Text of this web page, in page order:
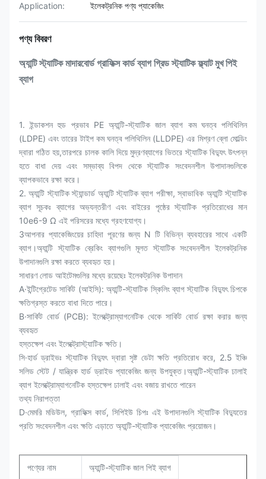
Application:
ইলেকট্রনিক পণ্য প্যাকেজিং
পণ্য বিবরণ
অ্যান্টি স্ট্যাটিক মাদারবোর্ড গ্রাফিক্স কার্ড ব্যাগ গ্রিড স্ট্যাটিক ফ্ল্যাট মুখ পিই
ব্যাগ
1. ইন্ডাকশন হুড প্রভাব PE অ্যান্টি-স্ট্যাটিক জাল ব্যাগ কম ঘনত্ব পলিথিলিন
(LDPE) এবং তারের টাইপ কম ঘনত্ব পলিথিলিন (LLDPE) এর মিশ্রণ ব্লো মোল্ডিং
দ্বারা গঠিত হয়,তারপরে চালক কালি দিয়ে মুদ্রণব্যাগের ভিতরে স্ট্যাটিক বিদ্যুৎ উৎপন্ন
হতে বাধা দেয় এবং সম্ভাব্য বিপদ থেকে স্ট্যাটিক সংবেদনশীল উপাদানগুলিকে
ব্যাপকভাবে রক্ষা করে।
2. অ্যান্টি স্ট্যাটিক স্ট্যান্ডার্ড অ্যান্টি স্ট্যাটিক ব্যাগ পরীক্ষা, স্বাভাবিক অ্যান্টি স্ট্যাটিক
ব্যাগ সূচকঃ ব্যাগের অভ্যন্তরীণ এবং বাইরের পৃষ্ঠের স্ট্যাটিক প্রতিরোধের মান
10e6-9 Ω এই পরিসরের মধ্যে গ্রহণযোগ্য।
3আপনার প্যাকেজিংয়ের চাহিদা পূরণের জন্য N টি বিভিন্ন ব্যবহারের সাথে একটি
ব্যাগ।অ্যান্টি স্ট্যাটিক ব্রেকিং ব্যাগগুলি মূলত স্ট্যাটিক সংবেদনশীল ইলেকট্রনিক
উপাদানগুলি রক্ষা করতে ব্যবহৃত হয়।
সাধারণ লোড আইটেমগুলির মধ্যে রয়েছেঃ ইলেকট্রনিক উপাদান
A·ইন্টিগ্রেটেড সার্কিট (আইসি): অ্যান্টি-স্ট্যাটিক স্কিলিং ব্যাগ স্ট্যাটিক বিদ্যুৎ চিপকে
ক্ষতিগ্রস্ত করতে বাধা দিতে পারে।
B·সার্কিট বোর্ড (PCB): ইলেক্ট্রোম্যাগনেটিক থেকে সার্কিট বোর্ড রক্ষা করার জন্য
ব্যবহৃত
হস্তক্ষেপ এবং ইলেক্ট্রোস্ট্যাটিক ক্ষতি।
সি·হার্ড ড্রাইভঃ স্ট্যাটিক বিদ্যুৎ দ্বারা সৃষ্ট ডেটা ক্ষতি প্রতিরোধ করে, 2.5 ইঞ্চি
সলিড স্টেট / যান্ত্রিক হার্ড ড্রাইভ প্যাকেজিং জন্য উপযুক্ত।অ্যান্টি-স্ট্যাটিক ঢালাই
ব্যাগ ইলেক্ট্রোম্যাগনেটিক হস্তক্ষেপ ঢালাই এবং বজায় রাখতে পারেন
তথ্য নিরাপত্তা
D·মেমরি মডিউল, গ্রাফিক্স কার্ড, সিপিইউ চিপঃ এই উপাদানগুলি স্ট্যাটিক বিদ্যুতের
প্রতি সংবেদনশীল এবং ক্ষতি এড়াতে অ্যান্টি-স্ট্যাটিক প্যাকেজিং প্রয়োজন।
পণ্যের নাম অ্যান্টি-স্ট্যাটিক জাল পিই ব্যাগ